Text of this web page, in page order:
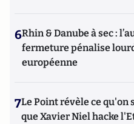
6Rhin & Danube à sec :
fermeture pénalise
européenne
7Le Point révèle ce qu'on
que Xavier Niel hacke